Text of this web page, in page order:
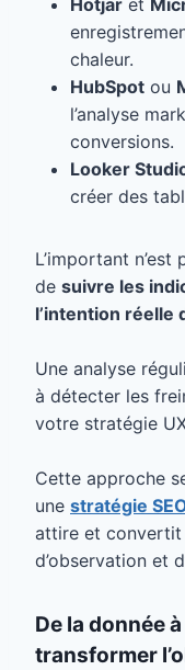
Hotjar et
chaleur.
HubSpot ou
l’analyse
conversions.
Looker
créer des
L’important
de suivre les
l’intention réelle
Une analyse
à détecter les
votre stratégie
Cette approche
une stratégie
attire et convertit
d’observation et
De la donnée
transformer